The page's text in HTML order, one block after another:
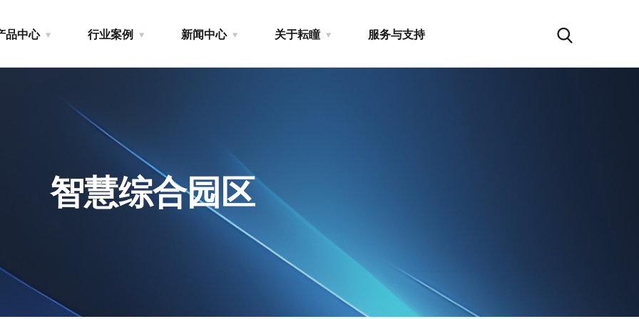
品中心 行业案例 新闻中心 关于耘瞳 服务与支持
智慧综合园区